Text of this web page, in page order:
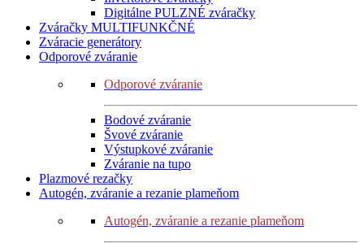
Digitálne PULZNÉ zváračky
Zváračky MULTIFUNKČNÉ
Zváracie generátory
Odporové zváranie
Odporové zváranie
Bodové zváranie
Švové zváranie
Výstupkové zváranie
Zváranie na tupo
Plazmové rezačky
Autogén, zváranie a rezanie plameňom
Autogén, zváranie a rezanie plameňom